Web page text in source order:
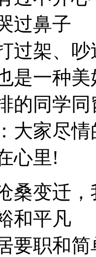
过鼻子
过架、吵
是一种美
的同学
大家尽
心里!
桑变迁
和平凡
要职和简